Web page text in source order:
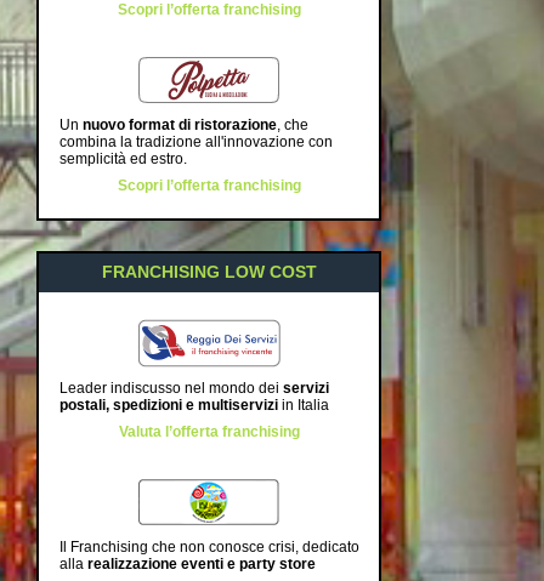
FRANCHISING LOW COST
Leader indiscusso nel mondo dei servizi
postali, spedizioni e multiserviziin Italia
Valuta l’offerta franchising
Il Franchising che non conosce crisi, dedicato
alla realizzazione eventi e party store
Scopri l’offerta franchising
Un nuovo format di ristorazione, che
combina la tradizione all'innovazione con
semplicità ed estro.
Scopri l’offerta franchising